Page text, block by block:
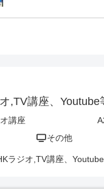
,TV講座、Youtube
講座
その他
ラジオ,TV講座、Youtube